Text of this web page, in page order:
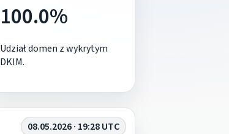
100.0%
Udział domen z wykrytym
DKIM.
08.05.2026 · 19:28 UTC